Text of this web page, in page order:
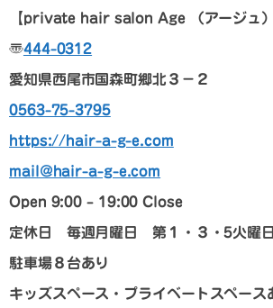
【private hair salon Age （アージュ）
〠444-0312
愛知県西尾市国森町郷北３－２
0563-75-3795
https://hair-a-g-e.com
mail@hair-a-g-e.com
Open 9:00 – 19:00 Close
定休日 毎週月曜日 第１・３・5火曜日
駐車場８台あり
キッズスペース・プライベートスペース